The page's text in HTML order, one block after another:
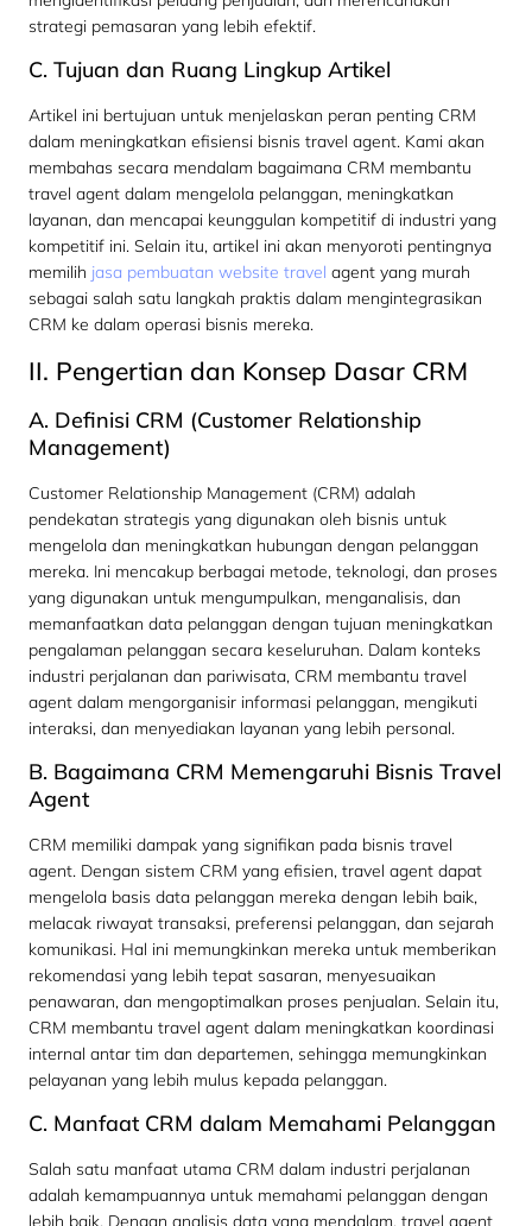
strategi pemasaran yang lebih efektif.
C. Tujuan dan Ruang Lingkup Artikel
Artikel ini bertujuan untuk menjelaskan peran penting CRM
dalam meningkatkan efisiensi bisnis travel agent. Kami akan
membahas secara mendalam bagaimana CRM membantu
travel agent dalam mengelola pelanggan, meningkatkan
layanan, dan mencapai keunggulan kompetitif di industri yang
kompetitif ini. Selain itu, artikel ini akan menyoroti pentingnya
memilih jasa pembuatan website travel agent yang murah
sebagai salah satu langkah praktis dalam mengintegrasikan
CRM ke dalam operasi bisnis mereka.
II. Pengertian dan Konsep Dasar CRM
A. Definisi CRM (Customer Relationship
Management)
Customer Relationship Management (CRM) adalah
pendekatan strategis yang digunakan oleh bisnis untuk
mengelola dan meningkatkan hubungan dengan pelanggan
mereka. Ini mencakup berbagai metode, teknologi, dan proses
yang digunakan untuk mengumpulkan, menganalisis, dan
memanfaatkan data pelanggan dengan tujuan meningkatkan
pengalaman pelanggan secara keseluruhan. Dalam konteks
industri perjalanan dan pariwisata, CRM membantu travel
agent dalam mengorganisir informasi pelanggan, mengikuti
interaksi, dan menyediakan layanan yang lebih personal.
B. Bagaimana CRM Memengaruhi Bisnis Travel
Agent
CRM memiliki dampak yang signifikan pada bisnis travel
agent. Dengan sistem CRM yang efisien, travel agent dapat
mengelola basis data pelanggan mereka dengan lebih baik,
melacak riwayat transaksi, preferensi pelanggan, dan sejarah
komunikasi. Hal ini memungkinkan mereka untuk memberikan
rekomendasi yang lebih tepat sasaran, menyesuaikan
penawaran, dan mengoptimalkan proses penjualan. Selain itu,
CRM membantu travel agent dalam meningkatkan koordinasi
internal antar tim dan departemen, sehingga memungkinkan
pelayanan yang lebih mulus kepada pelanggan.
C. Manfaat CRM dalam Memahami Pelanggan
Salah satu manfaat utama CRM dalam industri perjalanan
adalah kemampuannya untuk memahami pelanggan dengan
lebih baik. Dengan analisis data yang mendalam, travel agent